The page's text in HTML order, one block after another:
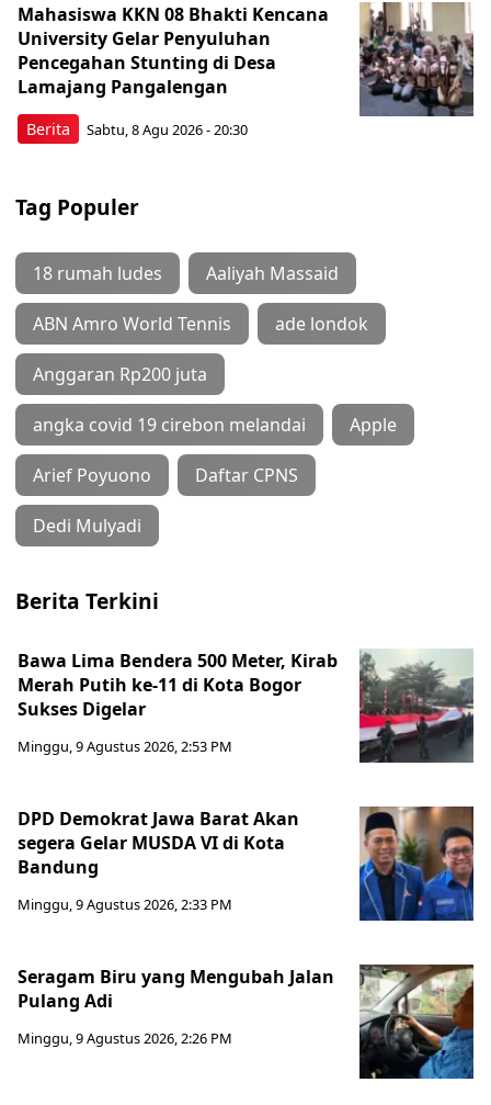
Berita
Mahasiswa KKN 08 Bhakti Kencana
University Gelar Penyuluhan
Pencegahan Stunting di Desa
Lamajang Pangalengan
Sabtu, 8 Agu 2026 - 20:30
Tag Populer
18 rumah ludes Aaliyah Massaid
ABN Amro World Tennis ade londok
Anggaran Rp200 juta
angka covid 19 cirebon melandai Apple
Arief Poyuono Daftar CPNS
Dedi Mulyadi
Berita Terkini
Bawa Lima Bendera 500 Meter, Kirab
Merah Putih ke-11 di Kota Bogor
Sukses Digelar
Minggu, 9 Agustus 2026, 2:53 PM
DPD Demokrat Jawa Barat Akan
segera Gelar MUSDA VI di Kota
Bandung
Minggu, 9 Agustus 2026, 2:33 PM
Seragam Biru yang Mengubah Jalan
Pulang Adi
Minggu, 9 Agustus 2026, 2:26 PM